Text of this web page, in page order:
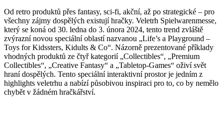
Od retro produktů přes fantasy, sci-fi, akční, až po strategické – pro
všechny zájmy dospělých existují hračky. Veletrh Spielwarenmesse,
který se koná od 30. ledna do 3. února 2024, tento trend zvláště
zvýrazní novou speciální oblastí nazvanou „Life’s a Playground –
Toys for Kidssters, Kidults & Co“. Názorně prezentované příklady
vhodných produktů ze čtyř kategorií „Collectibles“, „Premium
Collectibles“, „Creative Fantasy“ a „Tabletop-Games“ oživí svět
hraní dospělých. Tento speciální interaktivní prostor je jedním z
highlights veletrhu a nabízí působivou inspiraci pro to, co by nemělo
chybět v žádném hračkářství.